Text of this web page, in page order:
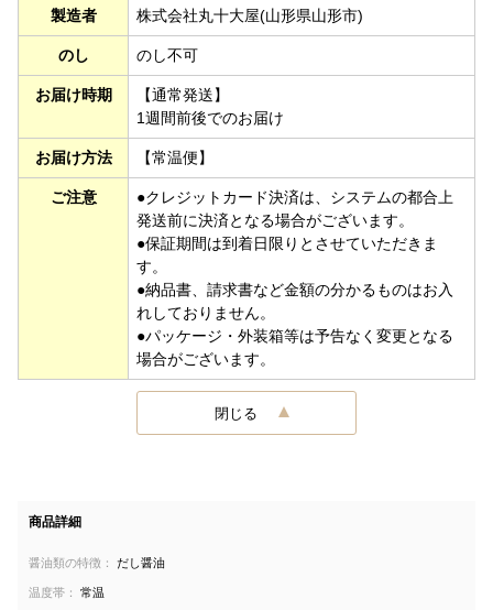
製造者 株式会社丸十大屋(山形県山形市)
のし のし不可
お届け時期
【通常発送】
1週間前後でのお届け
お届け方法 【常温便】
ご注意
●クレジットカード決済は、システムの都合上
発送前に決済となる場合がございます。
●保証期間は到着日限りとさせていただきま
す。
●納品書、請求書など金額の分かるものはお入
れしておりません。
●パッケージ・外装箱等は予告なく変更となる
場合がございます。
閉じる
商品詳細
醤油類の特徴： だし醤油
温度帯： 常温